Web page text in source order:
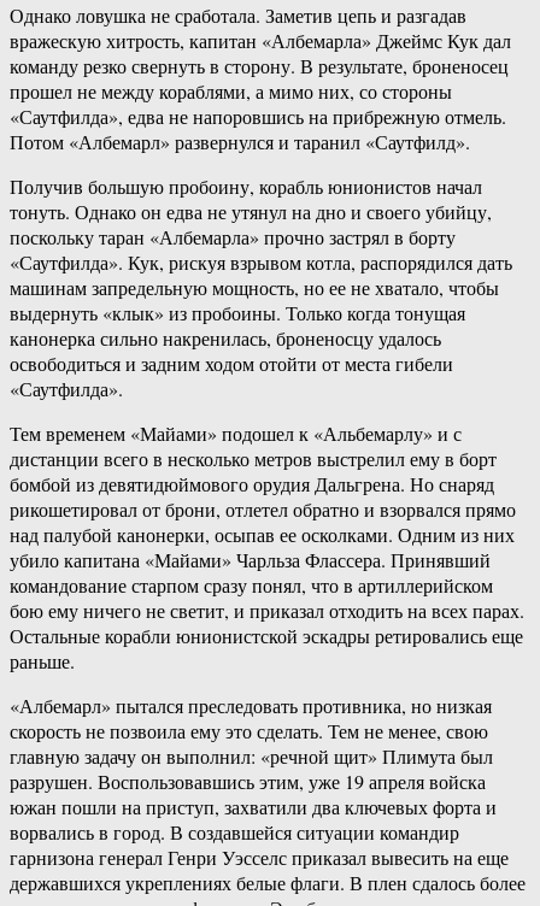
Однако ловушка не сработала. Заметив цепь и разгадав
вражескую хитрость, капитан «Албемарла» Джеймс Кук дал
команду резко свернуть в сторону. В результате, броненосец
прошел не между кораблями, а мимо них, со стороны
«Саутфилда», едва не напоровшись на прибрежную отмель.
Потом «Албемарл» развернулся и таранил «Саутфилд».
Получив большую пробоину, корабль юнионистов начал
тонуть. Однако он едва не утянул на дно и своего убийцу,
поскольку таран «Албемарла» прочно застрял в борту
«Саутфилда». Кук, рискуя взрывом котла, распорядился дать
машинам запредельную мощность, но ее не хватало, чтобы
выдернуть «клык» из пробоины. Только когда тонущая
канонерка сильно накренилась, броненосцу удалось
освободиться и задним ходом отойти от места гибели
«Саутфилда».
Тем временем «Майами» подошел к «Альбемарлу» и с
дистанции всего в несколько метров выстрелил ему в борт
бомбой из девятидюймового орудия Дальгрена. Но снаряд
рикошетировал от брони, отлетел обратно и взорвался прямо
над палубой канонерки, осыпав ее осколками. Одним из них
убило капитана «Майами» Чарльза Флассера. Принявший
командование старпом сразу понял, что в артиллерийском
бою ему ничего не светит, и приказал отходить на всех парах.
Остальные корабли юнионистской эскадры ретировались еще
раньше.
«Албемарл» пытался преследовать противника, но низкая
скорость не позвоила ему это сделать. Тем не менее, свою
главную задачу он выполнил: «речной щит» Плимута был
разрушен. Воспользовавшись этим, уже 19 апреля войска
южан пошли на приступ, захватили два ключевых форта и
ворвались в город. В создавшейся ситуации командир
гарнизона генерал Генри Уэсселс приказал вывесить на еще
державшихся укреплениях белые флаги. В плен сдалось более